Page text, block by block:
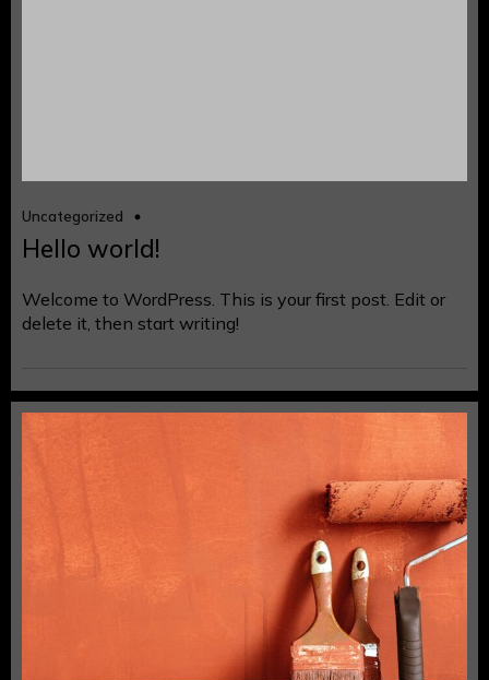
Uncategorized
Hello world!
Welcome to WordPress. This is your first post. Edit or
delete it, then start writing!